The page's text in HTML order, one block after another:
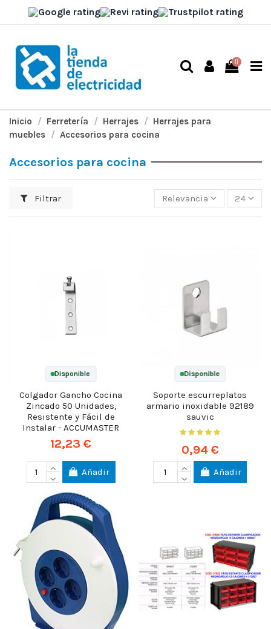
0
Inicio Ferretería Herrajes
Herrajes para
muebles
Accesorios para cocina
Accesorios para cocina
Filtrar Relevancia 24
Disponible
Colgador Gancho Cocina
Zincado 50 Unidades,
Resistente y Fácil de
Instalar - ACCUMASTER
12,23 €
Añadir
Disponible
Soporte escurreplatos
armario inoxidable 92189
sauvic
0,94 €
Añadir